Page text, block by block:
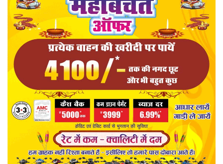
रोजगार
संपादकीय
मनोरंजन
राजनीति
मैगज़ीन की लेख
प्रमुख खबर
हेल्थ